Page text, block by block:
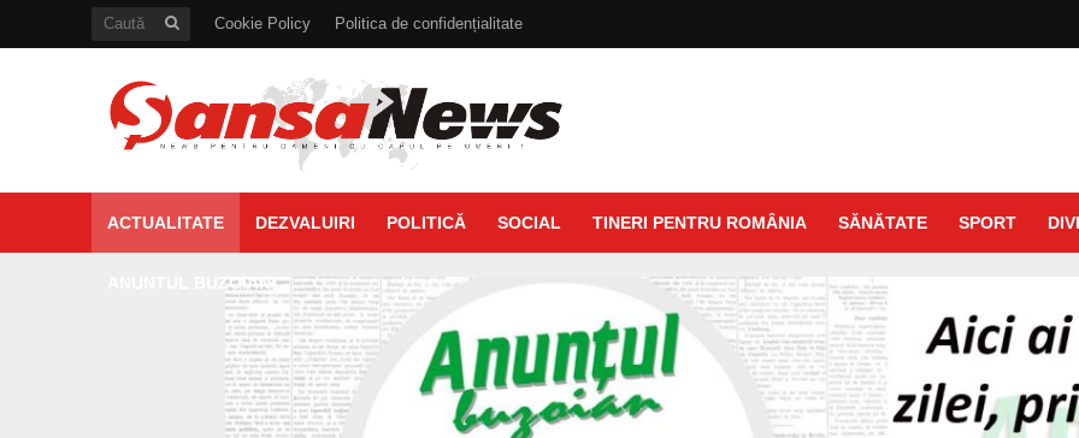
Cookie Policy Politica de confidențialitate
ACTUALITATE DEZVALUIRI POLITICĂ SOCIAL TINERI PENTRU ROMÂNIA SĂNĂTATE SPORT
ANUNTUL BUZOIAN